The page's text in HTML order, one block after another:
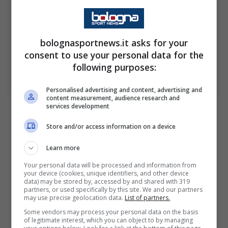
Grande prova dell’ex Bologna al Franchi: le parole di
Buongiorno sul suo nuovo compagno. Bologna Sport
News (Photo by Gabriele Maltinti/Getty Images Via
Ecco quanto dichiarato dal numero quattro
azzurro: “Con Sam ci siamo subito trovati
bene, cercando di comunicare il più possibile.
È andata benissimo e sono contento per il
suo gol all’esordio. La gara di giovedì? Sarà
tosta, contro una squadra fortissima.
energie”.
bolognasportnews.it asks for your
consent to use your personal data for the
following purposes:
Personalised advertising and content, advertising and
content measurement, audience research and
services development
Store and/or access information on a device
Learn more
Your personal data will be processed and information from
your device (cookies, unique identifiers, and other device
data) may be stored by, accessed by and shared with 319
partners, or used specifically by this site. We and our partners
may use precise geolocation data. List of partners.
Some vendors may process your personal data on the basis
of legitimate interest, which you can object to by managing